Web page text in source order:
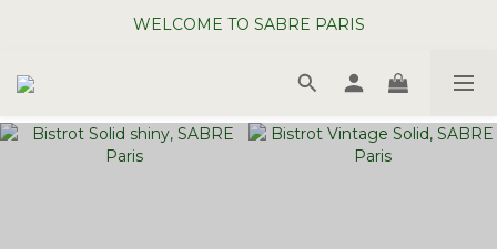
WELCOME TO SABRE PARIS
WELCOME TO SABRE PARIS
夏日年中慶全館 88 折
WELCOME TO SABRE PARIS